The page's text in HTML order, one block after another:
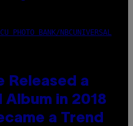
PHOTO BANK/NBCUNIVERSAL
Released a
in 2018
a Trend